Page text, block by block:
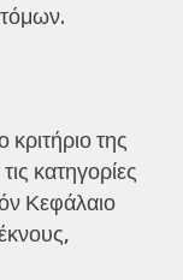
της
κατηγορίες
Κεφάλαιο